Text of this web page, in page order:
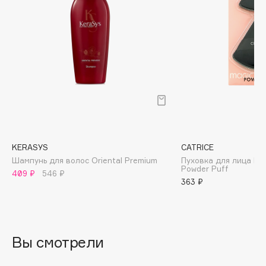
Boadicea The Victorious
Brunello Cucinelli
Bvlgari
KERASYS
Шампунь для волос Oriental Premium
409 ₽
546 ₽
CATRICE
Пуховка для лица
Powder Puff
363 ₽
Вы смотрели